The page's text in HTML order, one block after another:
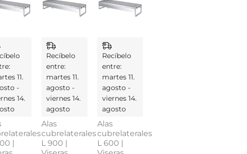
11.
-
14.
|
Recíbelo
entre:
martes 11.
agosto -
viernes 14.
agosto
Alas
cubrelaterales
L 900 |
Recíbelo
entre:
martes 11.
agosto -
viernes 14.
agosto
Alas
cubrelaterales
L 600 |